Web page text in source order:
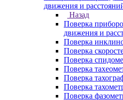
движения и
Назад
Поверка
движения и
Поверка
Поверка
Поверка
Поверка
Поверка
Поверка
Поверка